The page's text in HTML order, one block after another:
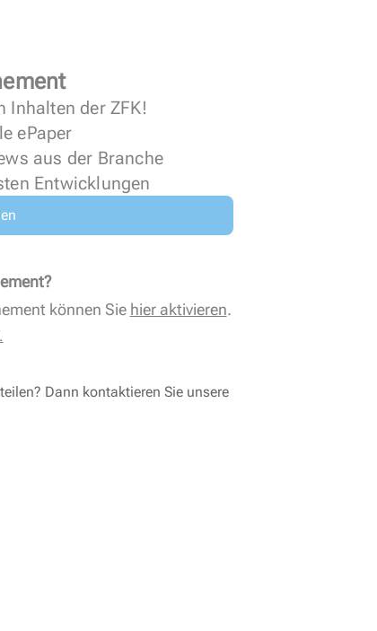
Inhalten der ZFK!
ePaper
aus der Branche
Entwicklungen
können Sie hier aktivieren.
Dann kontaktieren Sie unsere